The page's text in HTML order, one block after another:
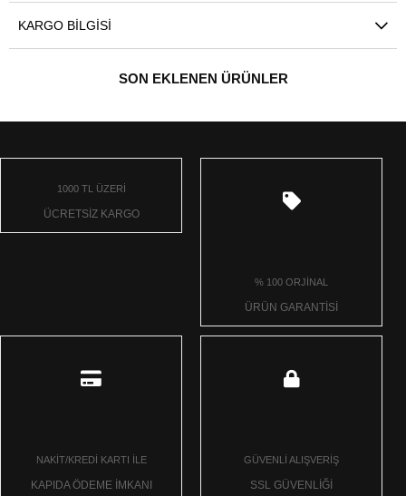
KARGO BILGISI
SON EKLENEN ÜRÜNLER
1000 TL ÜZERİ
ÜCRETSİZ KARGO
% 100 ORJİNAL
ÜRÜN GARANTİSİ
NAKİT/KREDİ KARTI İLE
KAPIDA ÖDEME İMKANI
GÜVENLİ ALIŞVERİŞ
SSL GÜVENLİĞİ